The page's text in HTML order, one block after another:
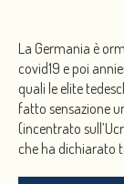
La Germania è
covid19 e poi
quali le elite
fatto sensazione
(incentrato
che ha dichiarato